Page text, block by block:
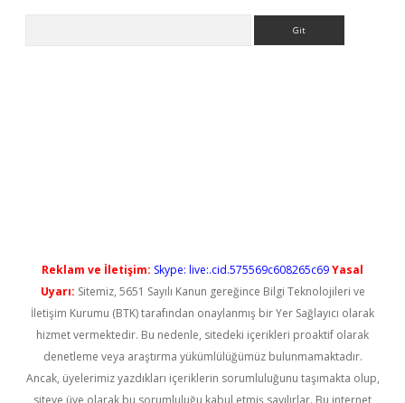
Reklam ve İletişim: Skype: live:.cid.575569c608265c69Yasal
Uyarı: Sitemiz, 5651 Sayılı Kanun gereğince Bilgi Teknolojileri ve
İletişim Kurumu (BTK) tarafından onaylanmış bir Yer Sağlayıcı olarak
hizmet vermektedir. Bu nedenle, sitedeki içerikleri proaktif olarak
denetleme veya araştırma yükümlülüğümüz bulunmamaktadır.
Ancak, üyelerimiz yazdıkları içeriklerin sorumluluğunu taşımakta olup,
siteye üye olarak bu sorumluluğu kabul etmiş sayılırlar. Bu internet